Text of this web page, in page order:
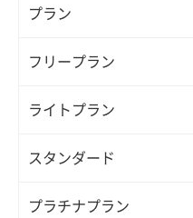
プラン
フリープラン
ライトプラン
スタンダード
プラチナプラン